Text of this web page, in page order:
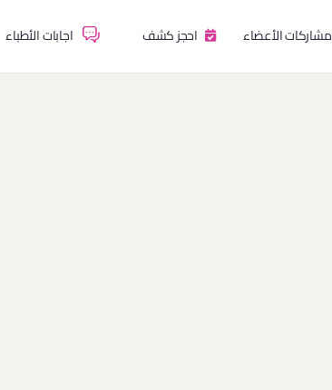
مشاركات الأعضاء احجز كشف اجابات الأطباء